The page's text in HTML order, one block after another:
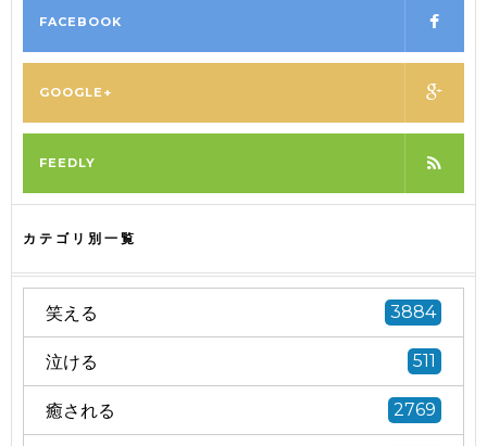
FACEBOOK
GOOGLE+
FEEDLY
カテゴリ別一覧
笑える 3884
泣ける 511
癒される 2769